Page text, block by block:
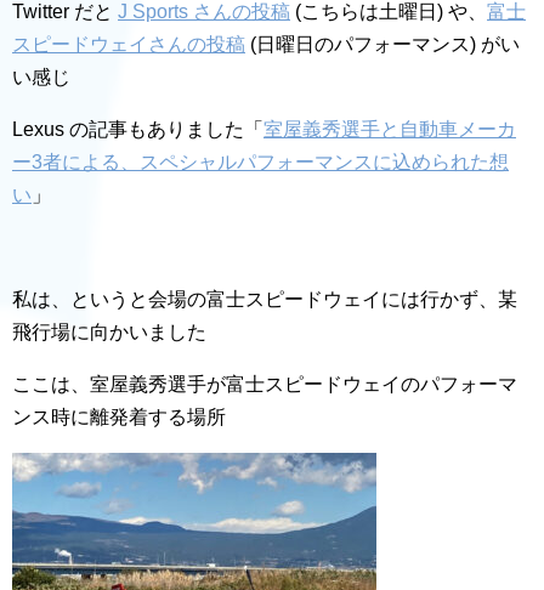
Twitter だと J Sports さんの投稿 (こちらは土曜日) や、 富士
スピードウェイさんの投稿 (日曜日のパフォーマンス) がい
い感じ
Lexus の記事もありました「 室屋義秀選手と自動車メーカ
ー3者による、スペシャルパフォーマンスに込められた想
い 」
私は、というと会場の富士スピードウェイには行かず、某
飛行場に向かいました
ここは、室屋義秀選手が富士スピードウェイのパフォーマ
ンス時に離発着する場所